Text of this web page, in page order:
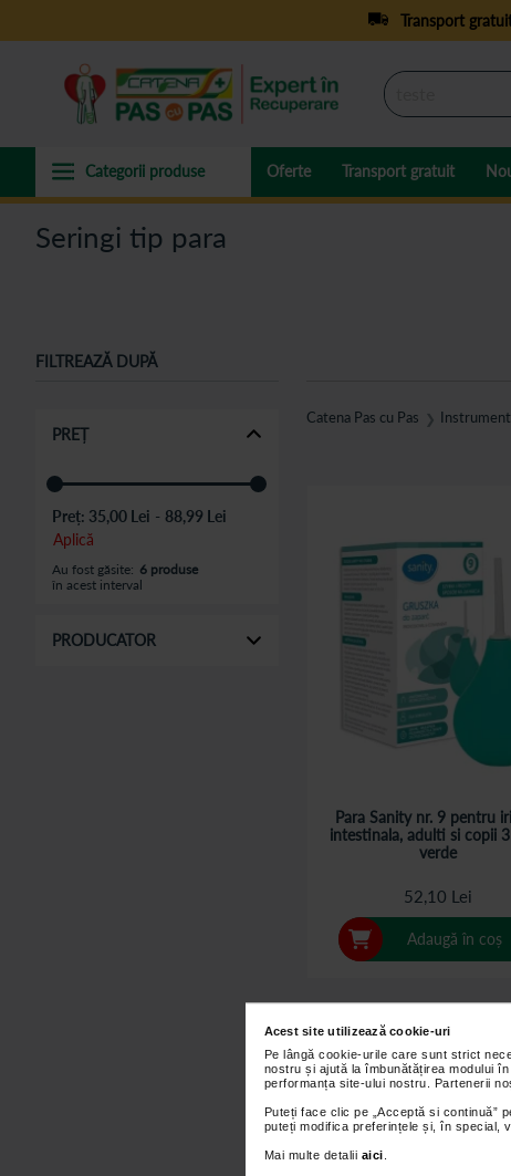
Acest site utilizează cookie-uri
Pe lângă cookie-urile care sunt strict
nostru și ajută la îmbunătățirea modului
performanța site-ului nostru. Partenerii
Puteți face clic pe „Acceptă si continuă”
puteți modifica preferințele și, în special,
Mai multe detalii aici
Transport
Oferte Transport gratuit
Seringi tip para
Catena Pas cu Pas ❯
Para Sanity nr. 9 pentru
intestinala, adulti si copii
verde
52,10 Lei
Adaugă în coș
FILTREAZĂ DUPĂ
PREȚ
Preț: 35,00 Lei - 88,99 Lei
Aplică
Au fost găsite: 6 produse
în acest interval
PRODUCATOR